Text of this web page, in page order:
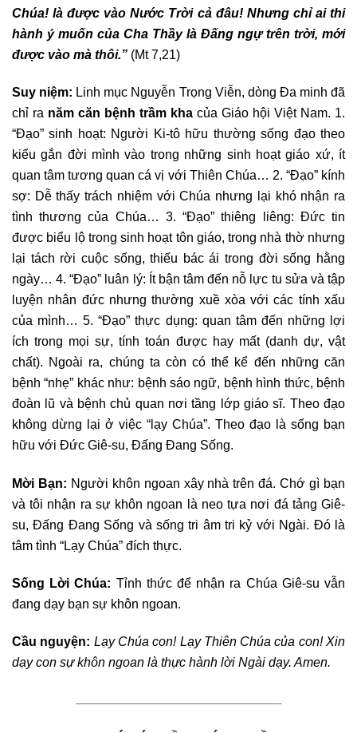
Chúa! là được vào Nước Trời cả đâu! Nhưng chỉ ai thi
hành ý muốn của Cha Thầy là Đấng ngự trên trời, mới
được vào mà thôi.” (Mt 7,21)
Suy niệm: Linh mục Nguyễn Trọng Viễn, dòng Đa minh đã
chỉ ra năm căn bệnh trầm kha của Giáo hội Việt Nam. 1.
“Đạo” sinh hoạt: Người Ki-tô hữu thường sống đạo theo
kiểu gắn đời mình vào trong những sinh hoạt giáo xứ, ít
quan tâm tương quan cá vị với Thiên Chúa… 2. “Đạo” kính
sợ: Dễ thấy trách nhiệm với Chúa nhưng lại khó nhận ra
tình thương của Chúa… 3. “Đạo” thiêng liêng: Đức tin
được biểu lộ trong sinh hoạt tôn giáo, trong nhà thờ nhưng
lại tách rời cuộc sống, thiếu bác ái trong đời sống hằng
ngày… 4. “Đạo” luân lý: Ít bận tâm đến nỗ lực tu sửa và tập
luyện nhân đức nhưng thường xuề xòa với các tính xấu
của mình… 5. “Đạo” thực dụng: quan tâm đến những lợi
ích trong mọi sự, tính toán được hay mất (danh dự, vật
chất). Ngoài ra, chúng ta còn có thể kể đến những căn
bệnh “nhẹ” khác như: bệnh sáo ngữ, bệnh hình thức, bệnh
đoàn lũ và bệnh chủ quan nơi tầng lớp giáo sĩ. Theo đạo
không dừng lại ở việc “lạy Chúa”. Theo đạo là sống bạn
hữu với Đức Giê-su, Đấng Đang Sống.
Mời Bạn: Người khôn ngoan xây nhà trên đá. Chớ gì bạn
và tôi nhận ra sự khôn ngoan là neo tựa nơi đá tảng Giê-
su, Đấng Đang Sống và sống tri âm tri kỷ với Ngài. Đó là
tâm tình “Lạy Chúa” đích thực.
Sống Lời Chúa: Tỉnh thức để nhận ra Chúa Giê-su vẫn
đang dạy bạn sự khôn ngoan.
Cầu nguyện: Lạy Chúa con! Lạy Thiên Chúa của con! Xin
dạy con sự khôn ngoan là thực hành lời Ngài dạy. Amen.
————————————————————————————————-